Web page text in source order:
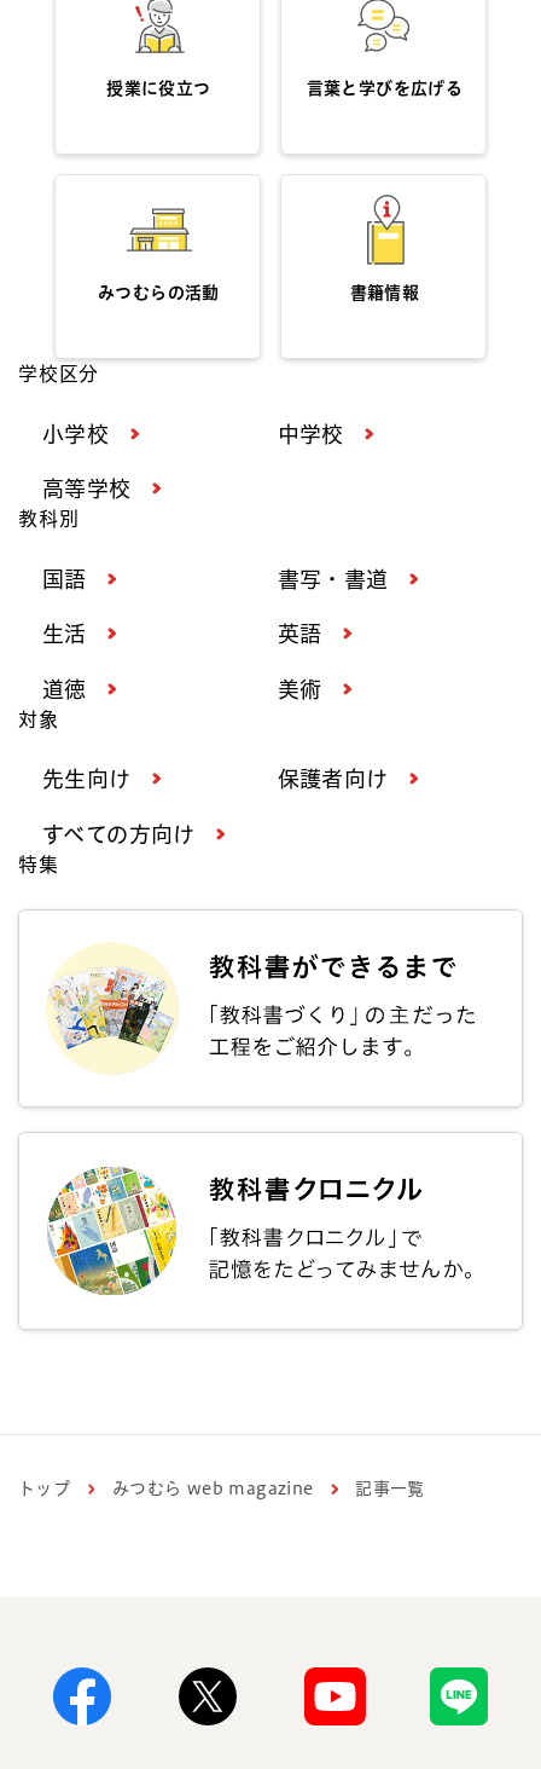
授業に役立つ 言葉と学びを広げる
みつむらの活動 書籍情報
学校区分
小学校 中学校
高等学校
教科別
国語 書写・書道
生活 英語
道徳 美術
対象
先生向け 保護者向け
すべての方向け
特集
トップ みつむら web magazine 記事一覧